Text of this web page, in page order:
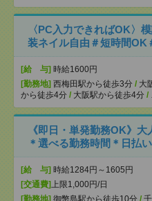
〈PC入力できればOK〉
装ネイル自由＃短時間OK
[給 与] 時給1600円
[勤務地] 西梅田駅から徒歩3分 / 大
から徒歩4分 / 大阪駅から徒歩4分 /
《即日・単発勤務OK》
＊選べる勤務時間＊日払
[給 与] 時給1284円～1605円
[交通費] 上限1,000円/日
[勤務地] 御幣島駅から徒歩10分 /